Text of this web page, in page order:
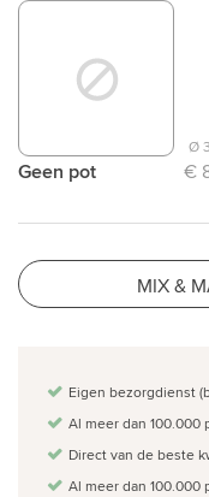
Geen pot €
Ø
MIX &
Eigen bezorgdienst
Al meer dan 100.000
Direct van de beste
Al meer dan 100.000